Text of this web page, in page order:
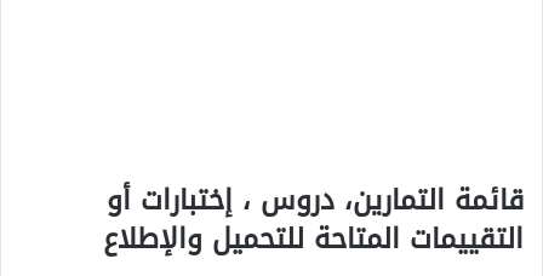
قائمة التمارين، دروس ، إختبارات أو
التقييمات المتاحة للتحميل والإطلاع